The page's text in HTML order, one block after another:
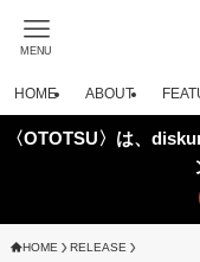
MENU
HOME ABOUT
〈OTOTSU〉は、
HOME RELEASE